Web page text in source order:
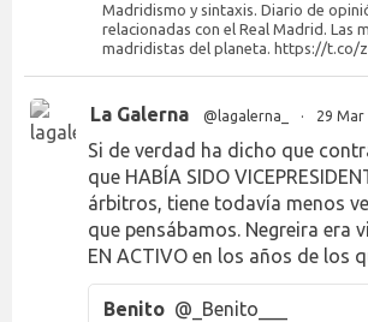
Madridismo y sintaxis. Diario de
relacionadas con el Real Madrid. Las
madridistas del planeta. https://t.co/
La Galerna @lagalerna_ · 29 Mar
Si de verdad ha dicho que
que HABÍA SIDO
árbitros, tiene todavía menos
que pensábamos. Negreira era
EN ACTIVO en los años de los
Benito @_Benito___